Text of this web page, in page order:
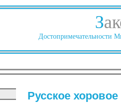
З
Достопримечательности
Русское